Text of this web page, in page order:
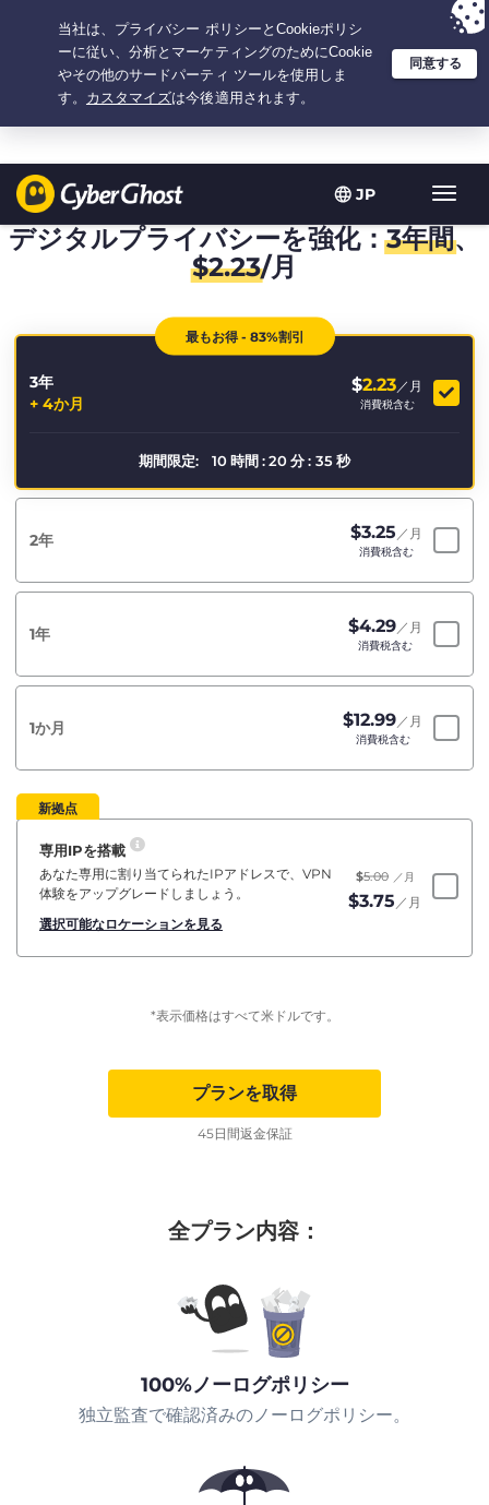
JP
ト
グ
ル
ゲ
シ
ョ
選択プラン：3.3333333333333年間 $ 2.23/月の 大特価
デジタルプライバシーを強化：3年間、
$2.23/月
最もお得 - 83%割引
3年
+ 4か月
$2.23 ／月
消費税含む
期間限定: 10時間:20分: 35秒
2年 $3.25 ／月
消費税含む
1年 $4.29 ／月
消費税含む
1か月 $12.99 ／月
消費税含む
新拠点
専用IPを搭載
あなた専用に割り当てられたIPアドレスで、VPN
体験をアップグレードしましょう。
選択可能なロケーションを見る
$5.00 ／月
$3.75 ／月
*表示価格はすべて米ドルです。
プランを取得
45日間返金保証
全プラン内容：
100%ノーログポリシー
独立監査で確認済みのノーログポリシー。